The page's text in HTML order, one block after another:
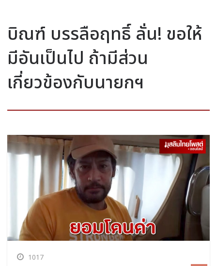
บิณฑ์ บรรลือฤทธิ์ ลั่น! ขอให้
มีอันเป็นไป ถ้ามีส่วน
เกี่ยวข้องกับนายกฯ
1017